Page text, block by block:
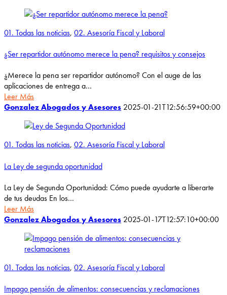
01. Todas las noticias, 02. Asesoría Fiscal y Laboral
¿Ser repartidor autónomo merece la pena? requisitos y consejos
¿Merece la pena ser repartidor autónomo? Con el auge de las
aplicaciones de entrega a…
Leer Más
Gonzalez Abogados y Asesores 2025-01-21T12:56:59+00:00
01. Todas las noticias, 02. Asesoría Fiscal y Laboral
La Ley de segunda oportunidad
La Ley de Segunda Oportunidad: Cómo puede ayudarte a liberarte
de tus deudas En los…
Leer Más
Gonzalez Abogados y Asesores 2025-01-17T12:57:10+00:00
01. Todas las noticias, 02. Asesoría Fiscal y Laboral
Impago pensión de alimentos: consecuencias y reclamaciones